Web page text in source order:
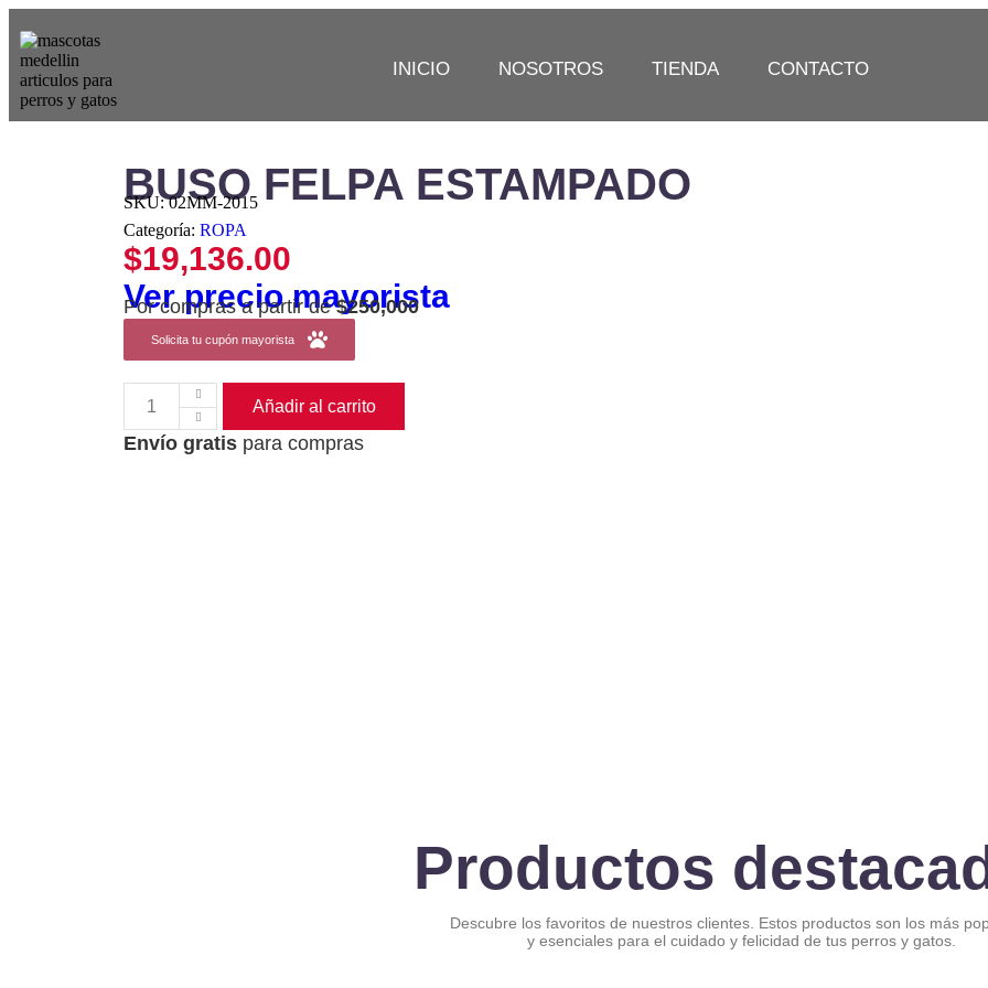
INICIO NOSOTROS TIENDA CONTACTO
BUSO FELPA ESTAMPADO
SKU:02MM-2015
Categoría: ROPA
$19,136.00
Ver precio mayorista
Por compras a partir de$250,000
Solicita tu cupón mayorista
Añadir al carrito
Envío gratis para compras
Productos
Descubre los favoritos de nuestros clientes. Estos productos son los más
y esenciales para el cuidado y felicidad de tus perros y gatos.